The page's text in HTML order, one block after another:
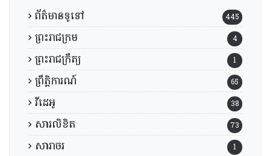
ព័ត៌មានទូទៅ 445
ព្រះរាជក្រម 4
ព្រះរាជក្រឹត្យ 1
ព្រឹត្តិការណ៍ 65
វីដេអូ 38
សារលិខិត 73
សារាចរ 1